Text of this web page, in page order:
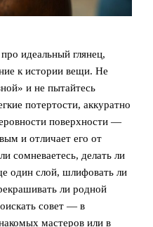
идеальный глянец,
к истории вещи. Не
и не пытайтесь
потертости, аккуратно
поверхности —
и отличает его от
сомневаетесь, делать ли
один слой, шлифовать ли
ли родной
совет — в
мастеров или в